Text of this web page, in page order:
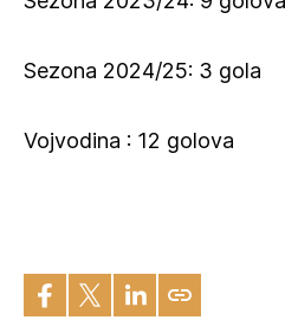
Sezona 2024/25: 3 gola
Vojvodina : 12 golova